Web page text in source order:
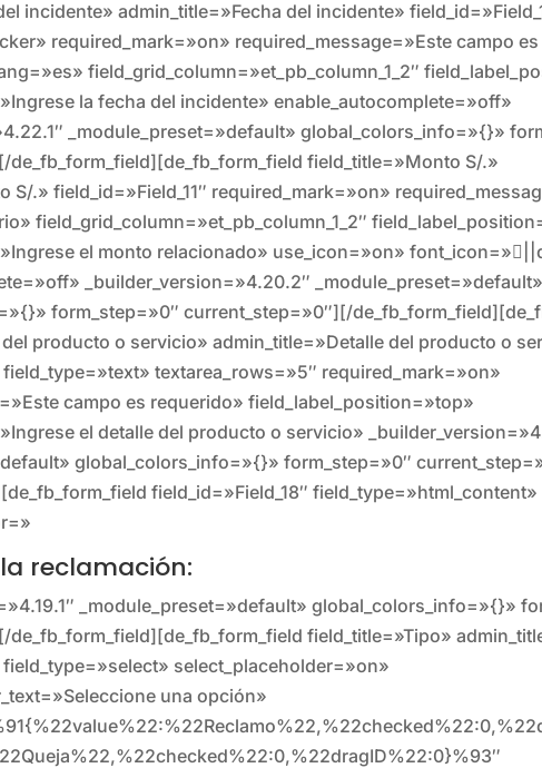
incidente» admin_title=»Fecha del incidente»
required_mark=»on» required_message=»Este campo
field_grid_column=»et_pb_column_1_2″
la fecha del incidente» enable_autocomplete=»off»
_module_preset=»default» global_colors_info=»{}»
field_title=»Monto S/.»
S/.» field_id=»Field_11″ required_mark=»on»
field_grid_column=»et_pb_column_1_2″
el monto relacionado» use_icon=»on»
_builder_version=»4.20.2″ _module_preset=»default»
form_step=»0″ current_step=»0″][/
producto o servicio» admin_title=»Detalle del producto o
field_type=»text» textarea_rows=»5″ required_mark=»on»
campo es requerido» field_label_position=»top»
el detalle del producto o servicio»
global_colors_info=»{}» form_step=»0″
field_id=»Field_18″ field_type=»html_content»
reclamación:
_module_preset=»default» global_colors_info=»{}»
field_title=»Tipo»
field_type=»select» select_placeholder=»on»
una opción»